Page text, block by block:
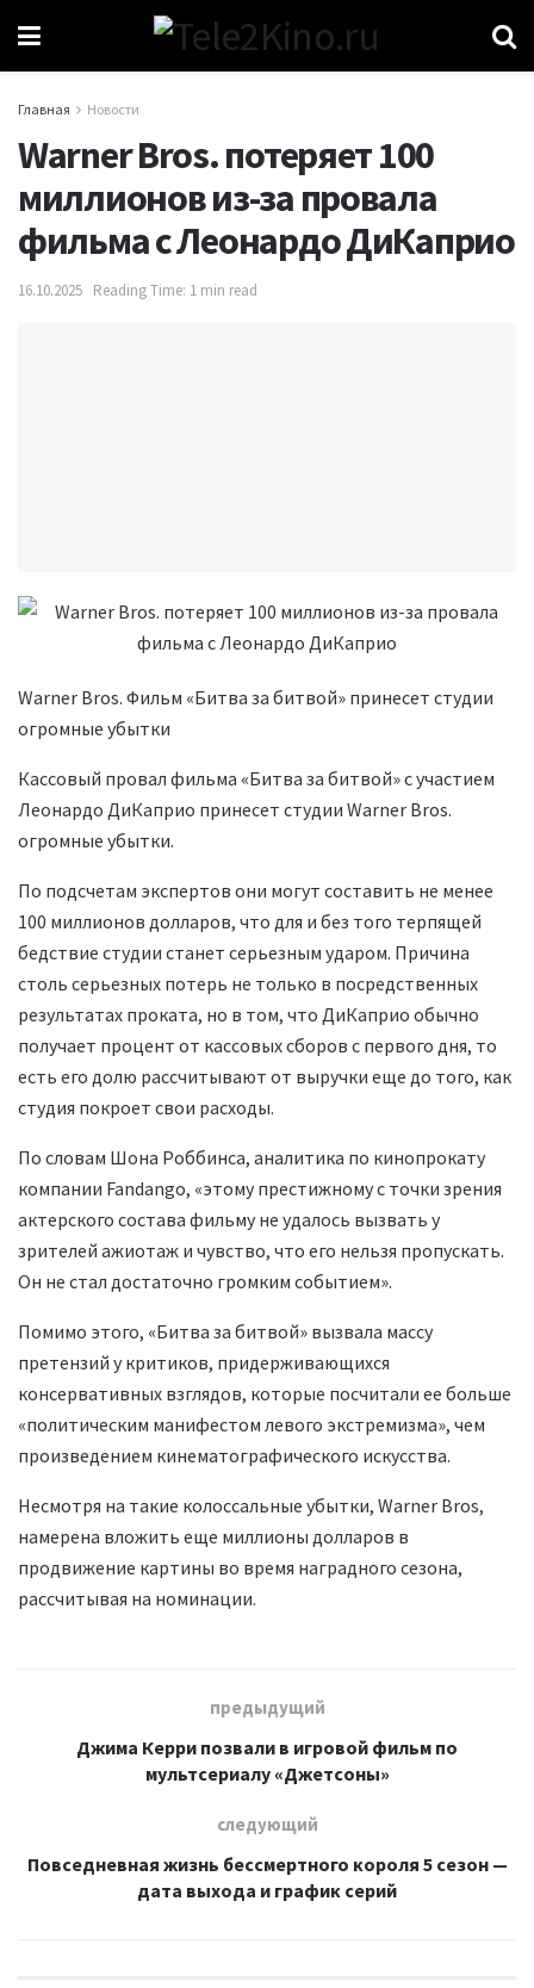
Главная Новости
Warner Bros. потеряет 100
миллионов из-за провала
фильма с Леонардо ДиКаприо
16.10.2025 Reading Time: 1 min read
Warner Bros. Фильм «Битва за битвой» принесет студии
огромные убытки
Кассовый провал фильма «Битва за битвой» с участием
Леонардо ДиКаприо принесет студии Warner Bros.
огромные убытки.
По подсчетам экспертов они могут составить не менее
100 миллионов долларов, что для и без того терпящей
бедствие студии станет серьезным ударом. Причина
столь серьезных потерь не только в посредственных
результатах проката, но в том, что ДиКаприо обычно
получает процент от кассовых сборов с первого дня, то
есть его долю рассчитывают от выручки еще до того, как
студия покроет свои расходы.
По словам Шона Роббинса, аналитика по кинопрокату
компании Fandango, «этому престижному с точки зрения
актерского состава фильму не удалось вызвать у
зрителей ажиотаж и чувство, что его нельзя пропускать.
Он не стал достаточно громким событием».
Помимо этого, «Битва за битвой» вызвала массу
претензий у критиков, придерживающихся
консервативных взглядов, которые посчитали ее больше
«политическим манифестом левого экстремизма», чем
произведением кинематографического искусства.
Несмотря на такие колоссальные убытки, Warner Bros,
намерена вложить еще миллионы долларов в
продвижение картины во время наградного сезона,
рассчитывая на номинации.
предыдущий
Джима Керри позвали в игровой фильм по
мультсериалу «Джетсоны»
следующий
Повседневная жизнь бессмертного короля 5 сезон —
дата выхода и график серий